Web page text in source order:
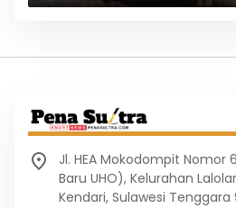
Jl. HEA Mokodompit Nomor
Baru UHO), Kelurahan
Kendari, Sulawesi Tenggara